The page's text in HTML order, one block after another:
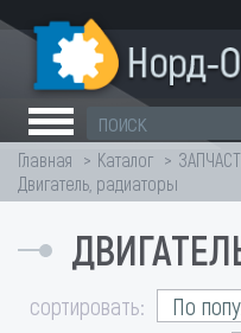
Главная Каталог
Двигатель, радиаторы
сортировать: